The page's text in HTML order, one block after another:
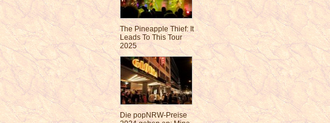
The Pineapple Thief: It
Leads To This Tour
2025
Die popNRW-Preise